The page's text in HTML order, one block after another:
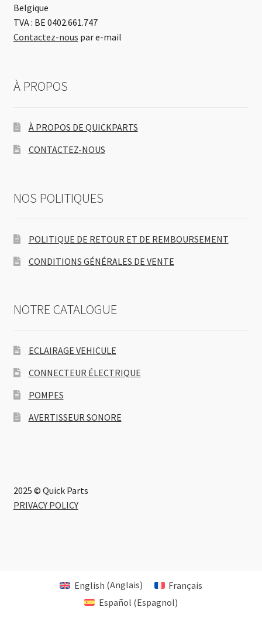
Belgique
TVA : BE 0402.661.747
Contactez-nous par e-mail
À PROPOS
À PROPOS DE QUICKPARTS
CONTACTEZ-NOUS
NOS POLITIQUES
POLITIQUE DE RETOUR ET DE REMBOURSEMENT
CONDITIONS GÉNÉRALES DE VENTE
NOTRE CATALOGUE
ECLAIRAGE VEHICULE
CONNECTEUR ÉLECTRIQUE
POMPES
AVERTISSEUR SONORE
2025 © Quick Parts
PRIVACY POLICY
English (Anglais)
Français
Español (Espagnol)